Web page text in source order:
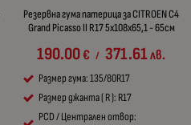
Резервна гума патерица за CITROEN C4
Grand Picasso II R17 5x108x65,1 - 65см
190.00€ / 371.61лв.
Размер гума: 135/80R17
Размер джанта ( R ): R17
PCD / Централен отвор: